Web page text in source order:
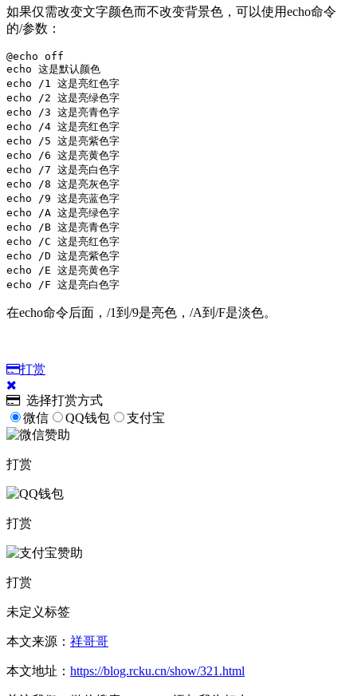
如果仅需改变文字颜色而不改变背景色，可以使用echo命令
的/参数：
@echo off
echo 这是默认颜色
echo /1 这是亮红色字
echo /2 这是亮绿色字
echo /3 这是亮青色字
echo /4 这是亮红色字
echo /5 这是亮紫色字
echo /6 这是亮黄色字
echo /7 这是亮白色字
echo /8 这是亮灰色字
echo /9 这是亮蓝色字
echo /A 这是亮绿色字
echo /B 这是亮青色字
echo /C 这是亮红色字
echo /D 这是亮紫色字
echo /E 这是亮黄色字
echo /F 这是亮白色字
在echo命令后面，/1到/9是亮色，/A到/F是淡色。
打赏
选择打赏方式
微信
QQ钱包 支付宝
打赏
打赏
打赏
未定义标签
本文来源： 祥哥哥
本文地址： https://blog.rcku.cn/show/321.html